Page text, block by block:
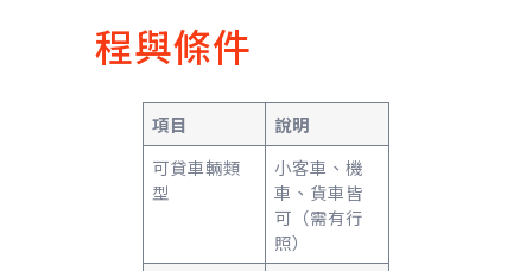
程與條件
項目
說明
可貸車輛類
型
小客車、機
車、貨車皆
可（需有行
照）